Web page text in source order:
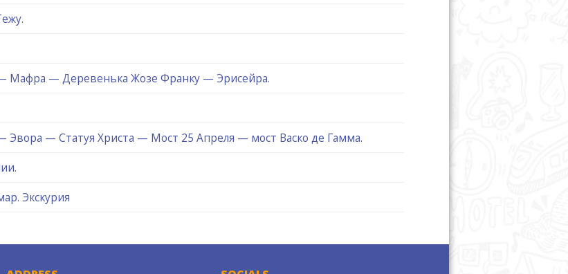
— Мафра — Деревенька Жозе Франку — Эрисейра.
Эвора — Статуя Христа — Мост 25 Апреля — мост Васко де Гамма.
Экскурия